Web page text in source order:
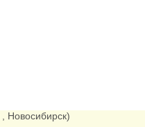
, Новосибирск)